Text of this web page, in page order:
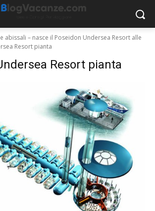
abissali – nasce il Poseidon Undersea Resort alle
Resort pianta
Resort pianta